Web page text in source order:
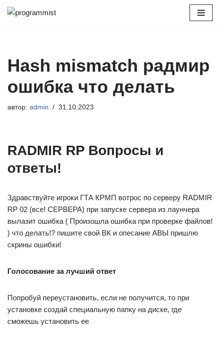
Hash mismatch радмир
ошибка что делать
автор: admin 31.10.2023
RADMIR RP Вопросы и
ответы!
Здравствуйте игроки ГТА КРМП вотрос по серверу RADMIR
RP 02 (все! СЕРВЕРА) при запуске сервера из лаунчера
вылазит ошибка ( Произошла ошибка при проверке файлов!
) что делать!? пишите свой ВК и опесание АВЫ пришлю
скрины ошибки!
Голосование за лучший ответ
Попробуй переустановить, если не получится, то при
установке создай специальную папку на диске, где
сможешь установить ее